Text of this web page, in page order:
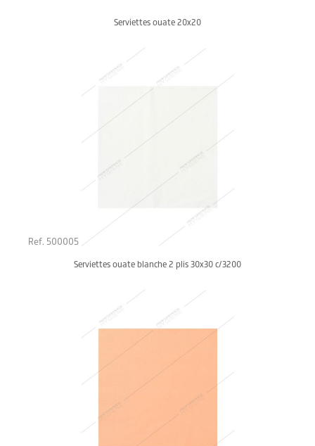
Serviettes ouate 20x20
Ref. 500005
Serviettes ouate blanche 2 plis 30x30 c/3200